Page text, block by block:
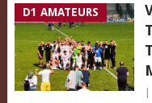
D1 AMATEURS